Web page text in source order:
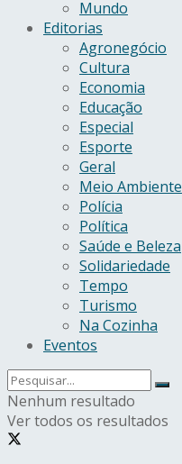
Mundo
Editorias
Agronegócio
Cultura
Economia
Educação
Especial
Esporte
Geral
Meio Ambiente
Polícia
Política
Saúde e Beleza
Solidariedade
Tempo
Turismo
Na Cozinha
Eventos
Nenhum resultado
Ver todos os resultados